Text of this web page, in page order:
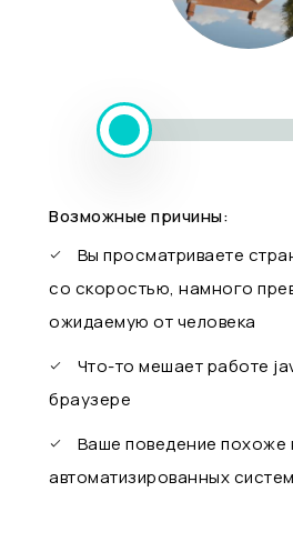
Возможные причины:
Вы просматриваете
со скоростью, намного
ожидаемую от человека
Что-то мешает работе
браузере
Ваше поведение похоже
автоматизированных систем